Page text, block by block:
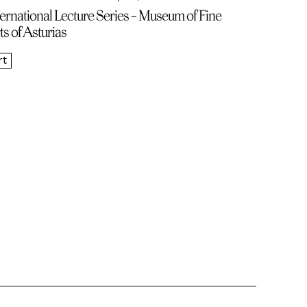
Lecture Series – Museum of Fine
of Asturias